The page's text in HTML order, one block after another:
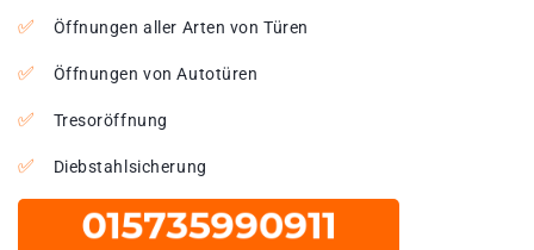
Öffnungen aller Arten von Türen
Öffnungen von Autotüren
Tresoröffnung
Diebstahlsicherung